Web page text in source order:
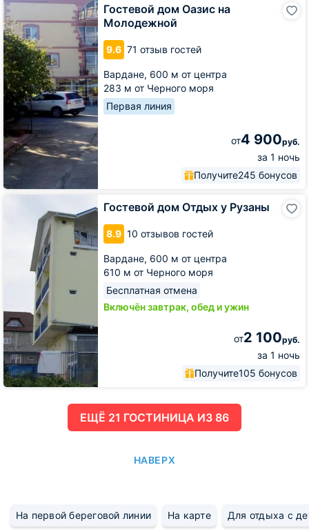
Гостевой дом Оазис на
Молодежной
9.6 71 отзыв гостей
Вардане, 600 м от центра
283 м от Черного моря
Первая линия
от4 900руб.
за 1 ночь
Получите245 бонусов
дом
Оазис
на
Молодежной
Гостевой дом Отдых у Рузаны
8.9 10 отзывов гостей
Вардане, 600 м от центра
610 м от Черного моря
Бесплатная отмена
Включён завтрак, обед и ужин
от2 100руб.
за 1 ночь
Получите105 бонусов
Рузаны
ЕЩË 21 ГОСТИНИЦА ИЗ 86
НАВЕРХ
На первой береговой линии На карте Для отдыха с